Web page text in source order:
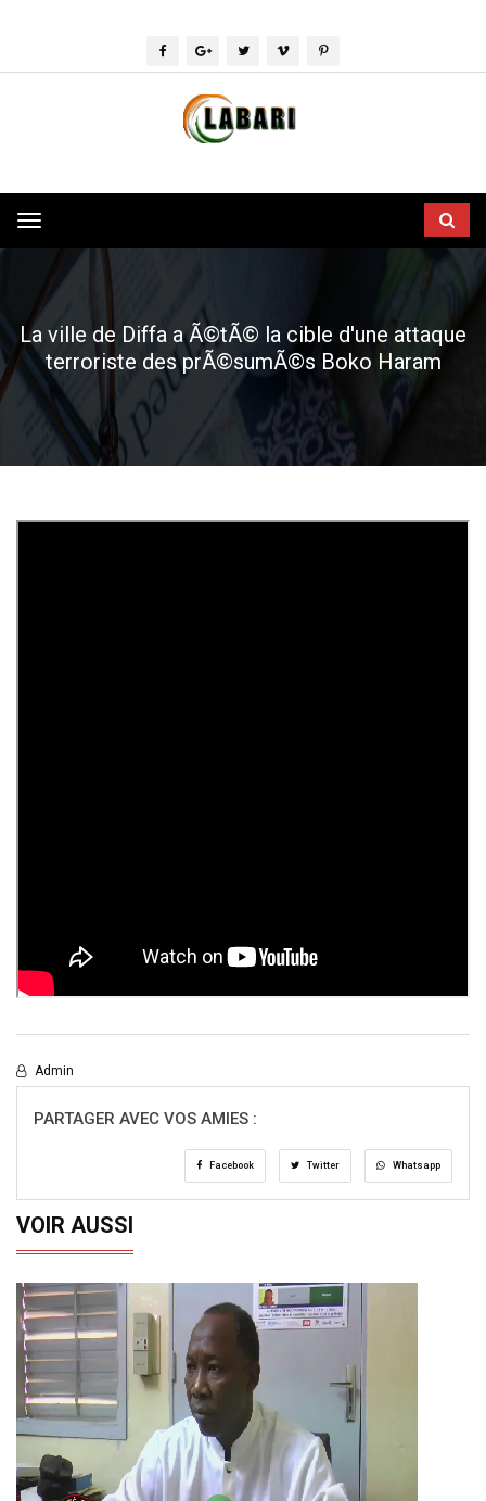
Toggle
navigation
La ville de Diffa a Ã©tÃ© la cible d'une attaque
terroriste des prÃ©sumÃ©s Boko Haram
Admin
PARTAGER AVEC VOS AMIES :
Facebook Twitter Whatsapp
VOIR AUSSI